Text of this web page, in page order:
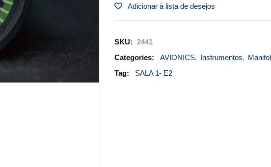
Adicionar à lista de desejos
SKU: 2441
Categories:
AVIONICS, Instrumentos,
Tag:
SALA 1- E2